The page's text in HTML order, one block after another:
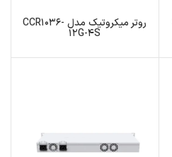
روتر میکروتیک مدل CCR1036-
12G-4S